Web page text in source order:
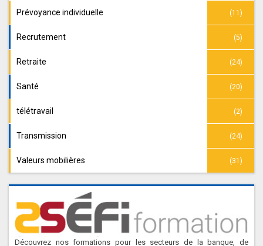
Prévoyance individuelle (11)
Recrutement (5)
Retraite (24)
Santé (20)
télétravail (2)
Transmission (24)
Valeurs mobilières (31)
Découvrez nos formations pour les secteurs de la banque, de